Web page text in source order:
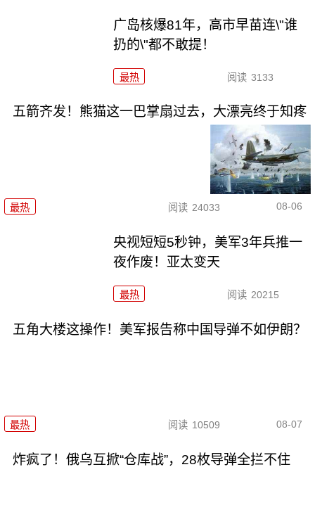
广岛核爆81年，高市早苗连\"谁
扔的\"都不敢提！
最热 阅读 3133
五箭齐发！熊猫这一巴掌扇过去，大漂亮终于知疼
最热 阅读 24033 08-06
央视短短5秒钟，美军3年兵推一
夜作废！亚太变天
最热 阅读 20215
五角大楼这操作！美军报告称中国导弹不如伊朗？
最热 阅读 10509 08-07
炸疯了！俄乌互掀“仓库战”，28枚导弹全拦不住